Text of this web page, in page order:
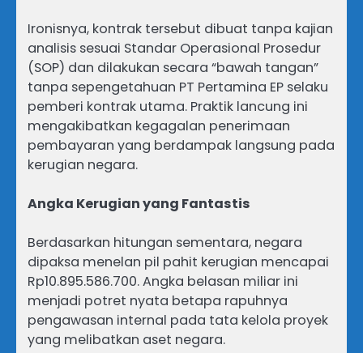
Ironisnya, kontrak tersebut dibuat tanpa kajian
analisis sesuai Standar Operasional Prosedur
(SOP) dan dilakukan secara “bawah tangan”
tanpa sepengetahuan PT Pertamina EP selaku
pemberi kontrak utama. Praktik lancung ini
mengakibatkan kegagalan penerimaan
pembayaran yang berdampak langsung pada
kerugian negara.
Angka Kerugian yang Fantastis
Berdasarkan hitungan sementara, negara
dipaksa menelan pil pahit kerugian mencapai
Rp10.895.586.700. Angka belasan miliar ini
menjadi potret nyata betapa rapuhnya
pengawasan internal pada tata kelola proyek
yang melibatkan aset negara.